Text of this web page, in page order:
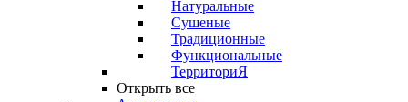
Натуральные
Сушеные
Традиционные
Функциональные
ТерриториЯ
Открыть все